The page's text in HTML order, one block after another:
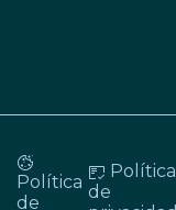
Política
de
Política
de